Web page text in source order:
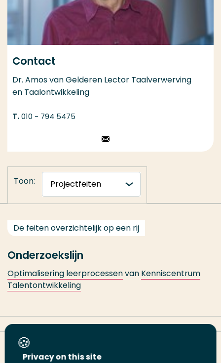
Contact
Dr. Amos van Gelderen Lector Taalverwerving
en Taalontwikkeling
010 - 794 5475
Toon:
De feiten overzichtelijk op een rij
Onderzoekslijn
Optimalisering leerprocessenvan Kenniscentrum
Talentontwikkeling
Deel deze pagina
Privacy on this site